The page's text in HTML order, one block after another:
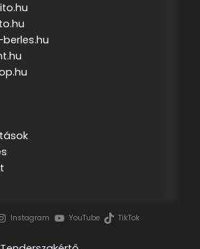
Instagram YouTube TikTok